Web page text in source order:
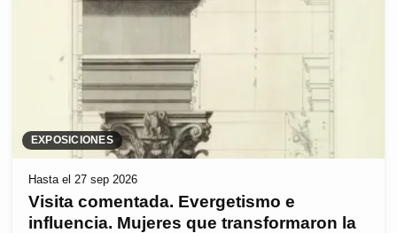
EXPOSICIONES
Hasta el 27 sep 2026
Visita comentada. Evergetismo e
influencia. Mujeres que transformaron la